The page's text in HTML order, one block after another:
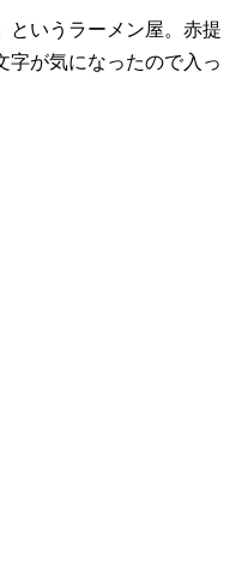
というラーメン屋。赤提
字が気になったので入っ